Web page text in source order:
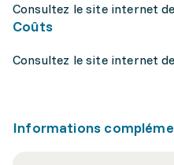
Consultez le site internet
Coûts
Consultez le site internet
Informations